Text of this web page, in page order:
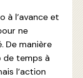
à l’avance et
ne
De manière
de temps à
l’action